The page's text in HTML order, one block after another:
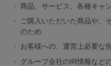
商品、サービス、各種キャ
ご購入いただいた商品や、
のため
お客様への、運営上必要な
グループ会社のIR情報など